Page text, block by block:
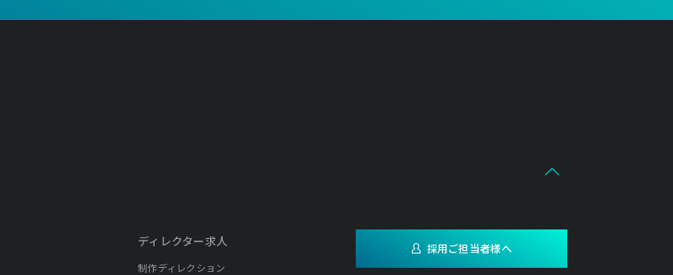
ディレクター求人
制作ディレクション
採用ご担当者様へ